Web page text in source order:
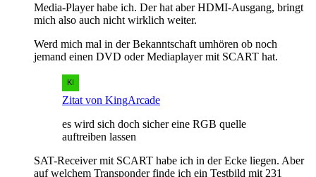
Media-Player habe ich. Der hat aber HDMI-Ausgang, bringt
mich also auch nicht wirklich weiter.
Werd mich mal in der Bekanntschaft umhören ob noch
jemand einen DVD oder Mediaplayer mit SCART hat.
Zitat von KingArcade
es wird sich doch sicher eine RGB quelle
auftreiben lassen
SAT-Receiver mit SCART habe ich in der Ecke liegen. Aber
auf welchem Transponder finde ich ein Testbild mit 231